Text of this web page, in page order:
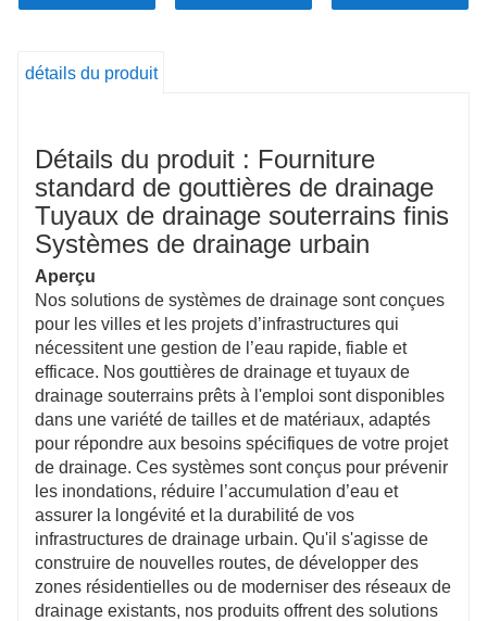
surface, empêchant efficacement les inondations,
Durabilité et adaptabilité aux environnements
résistants à la corrosion, nos systèmes sont conçus
pour fonctionner de manière fiable dans des
conditions difficiles, notamment des températures
extrêmes et une exposition à des environnements
salins, ce qui les rend idéaux pour les applications
urbaines et industrielles.
Installation facile, réduisant les coûts de
construction
La conception modulaire de nos systèmes de
drainage simplifie l'installation, réduisant le temps et
les coûts de main-d'œuvre et facilitant l'adaptation du
système aux besoins futurs.
Respectueux de l'environnement et économe en
énergie
Fabriqués à partir de matériaux recyclables et
respectueux de l'environnement, nos systèmes sont
conformes aux normes de construction écologique,
favorisant la durabilité tout en réduisant l'empreinte
environnementale des projets d'infrastructure.
détails du produit
Détails du produit : Fourniture
standard de gouttières de drainage
Tuyaux de drainage souterrains finis
Systèmes de drainage urbain
Aperçu
Nos solutions de systèmes de drainage sont conçues
pour les villes et les projets d’infrastructures qui
nécessitent une gestion de l’eau rapide, fiable et
efficace. Nos gouttières de drainage et tuyaux de
drainage souterrains prêts à l'emploi sont disponibles
dans une variété de tailles et de matériaux, adaptés
pour répondre aux besoins spécifiques de votre projet
de drainage. Ces systèmes sont conçus pour prévenir
les inondations, réduire l’accumulation d’eau et
assurer la longévité et la durabilité de vos
infrastructures de drainage urbain. Qu'il s'agisse de
construire de nouvelles routes, de développer des
zones résidentielles ou de moderniser des réseaux de
drainage existants, nos produits offrent des solutions